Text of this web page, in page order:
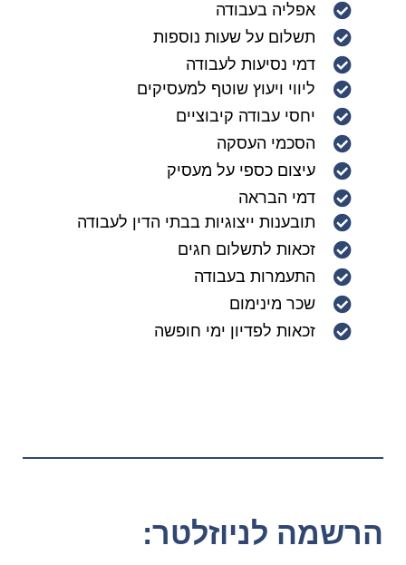
אפליה בעבודה
תשלום על שעות נוספות
דמי נסיעות לעבודה
ליווי ויעוץ שוטף למעסיקים
יחסי עבודה קיבוציים
הסכמי העסקה
עיצום כספי על מעסיק
דמי הבראה
תובענות ייצוגיות בבתי הדין לעבודה
זכאות לתשלום חגים
התעמרות בעבודה
שכר מינימום
זכאות לפדיון ימי חופשה
הרשמה לניוזלטר: